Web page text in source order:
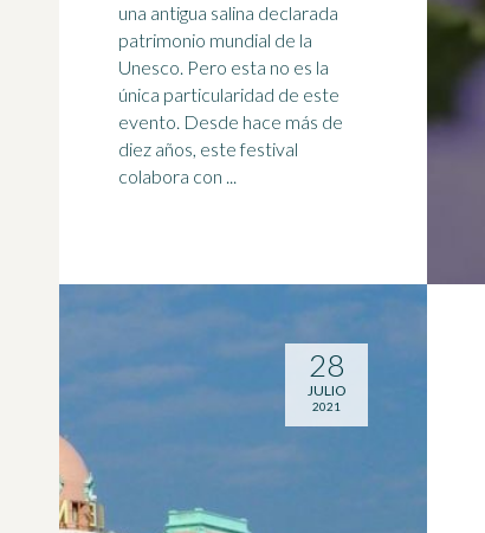
una antigua salina declarada
patrimonio mundial de la
Unesco. Pero esta no es la
única particularidad de este
evento. Desde hace más de
diez años, este festival
colabora con ...
28
JULIO
2021